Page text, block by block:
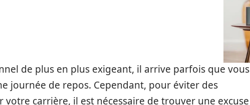
de plus en plus exigeant, il arrive parfois que vous
journée de repos. Cependant, pour éviter des
votre carrière, il est nécessaire de trouver une excuse